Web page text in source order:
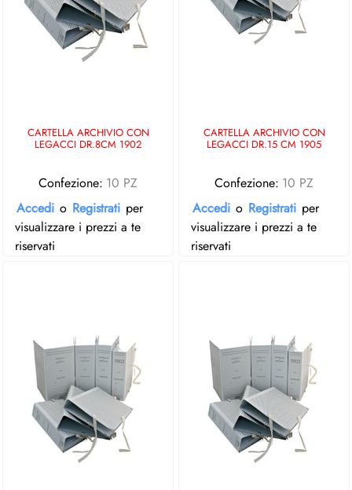
CARTELLA ARCHIVIO CON
LEGACCI DR.8CM 1902
Confezione: 10 PZ
Accedi o Registrati per
visualizzare i prezzi a te
riservati
CARTELLA ARCHIVIO CON
LEGACCI DR.15 CM 1905
Confezione: 10 PZ
Accedi o Registrati per
visualizzare i prezzi a te
riservati